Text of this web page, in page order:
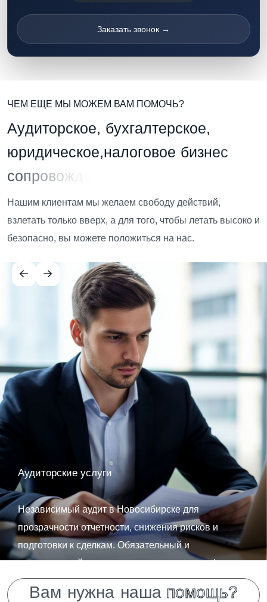
Заказать звонок →
ЧЕМ ЕЩЕ МЫ МОЖЕМ ВАМ ПОМОЧЬ?
Аудиторское, бухгалтерское,
юридическое,налоговое бизнес
сопровож
Нашим клиентам мы желаем свободу действий,
взлетать только вверх, а для того, чтобы летать высоко и
безопасно, вы можете положиться на нас.
Аудиторские услуги
Независимый аудит в Новосибирске для
прозрачности отчетности, снижения рисков и
подготовки к сделкам. Обязательный и
инициативный аудит, налоговые проверки, due
diligence — с гарантией «Финансового крыла».
Вам нужна наша помощь?